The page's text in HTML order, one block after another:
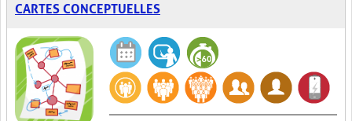
CARTES CONCEPTUELLES